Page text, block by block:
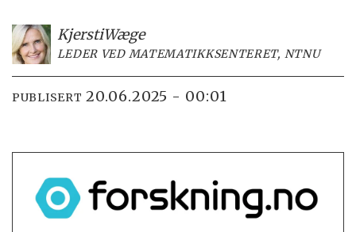
KjerstiWæge
LEDER VED MATEMATIKKSENTERET, NTNU
PUBLISERT 20.06.2025 - 00:01